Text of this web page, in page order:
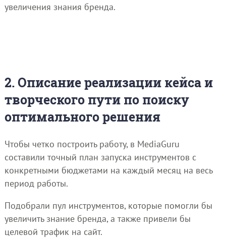
увеличения знания бренда.
2. Описание реализации кейса и
творческого пути по поиску
оптимального решения
Чтобы четко построить работу, в MediaGuru
составили точный план запуска инструментов с
конкретными бюджетами на каждый месяц на весь
период работы.
Подобрали пул инструментов, которые помогли бы
увеличить знание бренда, а также привели бы
целевой трафик на сайт.